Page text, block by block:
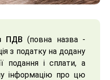
ПДВ (повна назва -
з податку на додану
подання і сплати, а
інформацію про цю